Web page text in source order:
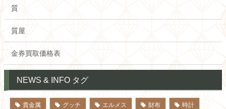
質
質屋
金券買取価格表
NEWS & INFO タグ
貴金属 グッチ エルメス 財布 時計